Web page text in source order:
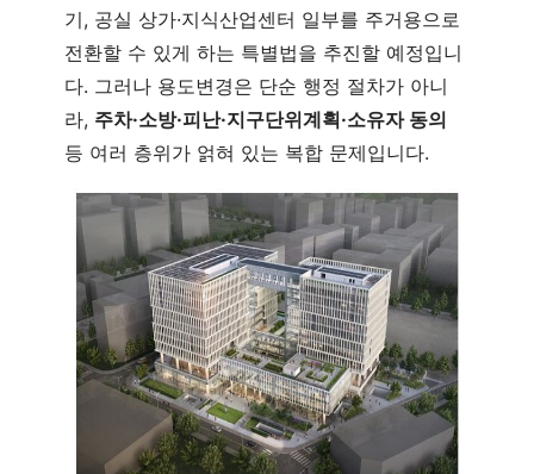
기, 공실 상가·지식산업센터 일부를 주거용으로
전환할 수 있게 하는 특별법을 추진할 예정입니
다. 그러나 용도변경은 단순 행정 절차가 아니
라, 주차·소방·피난·지구단위계획·소유자 동의
등 여러 층위가 얽혀 있는 복합 문제입니다.